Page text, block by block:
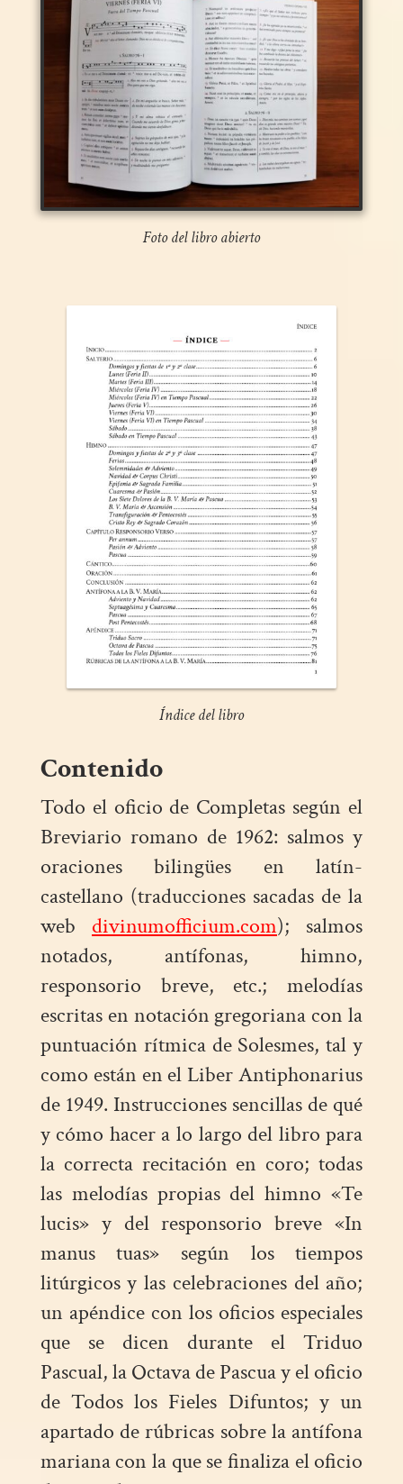
Foto del libro abierto
Índice del libro
Contenido
Todo el oficio de Completas según el
Breviario romano de 1962: salmos y
oraciones bilingües en latín-
castellano (traducciones sacadas de la
web divinumofficium.com); salmos
notados, antífonas, himno,
responsorio breve, etc.; melodías
escritas en notación gregoriana con la
puntuación rítmica de Solesmes, tal y
como están en el Liber Antiphonarius
de 1949. Instrucciones sencillas de qué
y cómo hacer a lo largo del libro para
la correcta recitación en coro; todas
las melodías propias del himno «Te
lucis» y del responsorio breve «In
manus tuas» según los tiempos
litúrgicos y las celebraciones del año;
un apéndice con los oficios especiales
que se dicen durante el Triduo
Pascual, la Octava de Pascua y el oficio
de Todos los Fieles Difuntos; y un
apartado de rúbricas sobre la antífona
mariana con la que se finaliza el oficio